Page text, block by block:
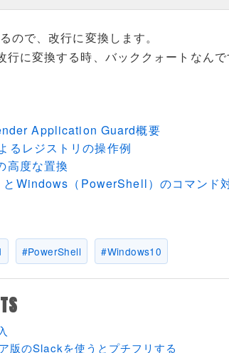
ので、改行に変換します。
に変換する時、バッククォートなんで
Application Guard概要
るレジストリの操作例
高度な置換
Windows（PowerShell）のコマンド
PowerShell Windows10
版のSlackを使うとプチフリする